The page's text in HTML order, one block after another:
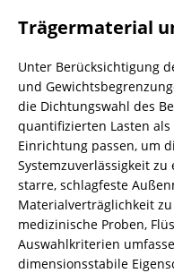
Trägermaterial
Unter Berücksichtigung
und
die Dichtungswahl des
quantifizierten Lasten
Einrichtung passen, um
Systemzuverlässigkeit
starre, schlagfeste
Materialverträglichkeit
medizinische Proben,
Auswahlkriterien
dimensionsstabile